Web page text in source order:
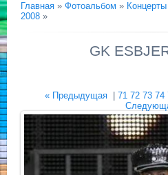
Главная » Фотоальбом »
2008 »
GK
« Предыдущая| 71 72 73 74